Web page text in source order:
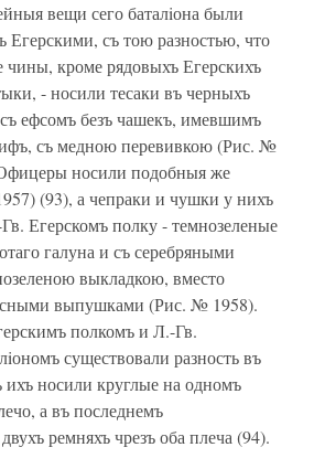
вещи сего баталiона были
Егерскими, съ тою разностью, что
чины, кроме рядовыхъ Егерскихъ
- носили тесаки въ черныхъ
ефсомъ безъ чашекъ, имевшимъ
съ медною перевивкою (Рис. №
носили подобныя же
(93), а чепраки и чушки у нихъ
Егерскомъ полку - темнозеленые
галуна и съ серебряными
выкладкою, вместо
выпушками (Рис. № 1958).
полкомъ и Л.-Гв.
существовали разность въ
ихъ носили круглые на одномъ
а въ последнемъ
ремняхъ чрезъ оба плеча (94).